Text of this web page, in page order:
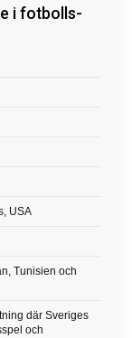
i fotbolls-
USA
Tunisien och
där Sveriges
och